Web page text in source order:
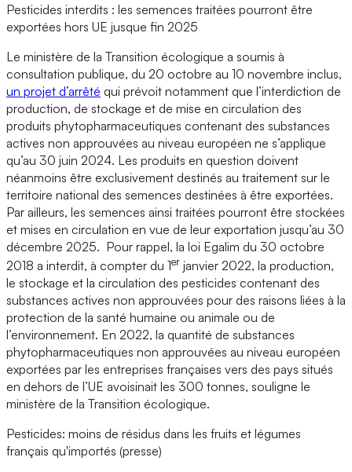
Pesticides interdits : les semences traitées pourront être
exportées hors UE jusque fin 2025
Le ministère de la Transition écologique a soumis à
consultation publique, du 20 octobre au 10 novembre inclus,
un projet d’arrêté qui prévoit notamment que l’interdiction de
production, de stockage et de mise en circulation des
produits phytopharmaceutiques contenant des substances
actives non approuvées au niveau européen ne s’applique
qu’au 30 juin 2024. Les produits en question doivent
néanmoins être exclusivement destinés au traitement sur le
territoire national des semences destinées à être exportées.
Par ailleurs, les semences ainsi traitées pourront être stockées
et mises en circulation en vue de leur exportation jusqu’au 30
décembre 2025. Pour rappel, la loi Egalim du 30 octobre
2018 a interdit, à compter du 1er janvier 2022, la production,
le stockage et la circulation des pesticides contenant des
substances actives non approuvées pour des raisons liées à la
protection de la santé humaine ou animale ou de
l’environnement. En 2022, la quantité de substances
phytopharmaceutiques non approuvées au niveau européen
exportées par les entreprises françaises vers des pays situés
en dehors de l’UE avoisinait les 300 tonnes, souligne le
ministère de la Transition écologique.
Pesticides: moins de résidus dans les fruits et légumes
français qu'importés (presse)